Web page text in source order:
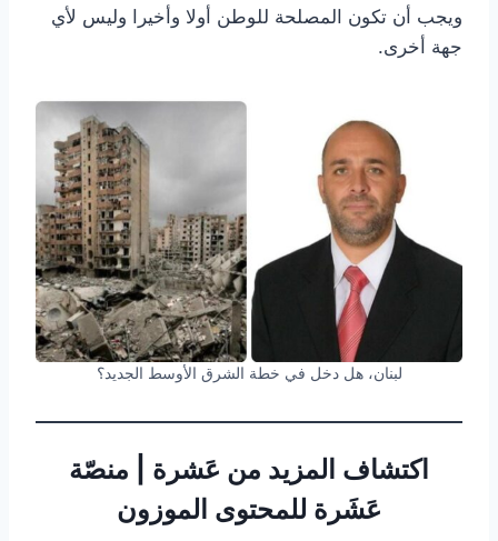
ويجب أن تكون المصلحة للوطن أولا وأخيرا وليس لأي
جهة أخرى.
لبنان، هل دخل في خطة الشرق الأوسط الجديد؟
اكتشاف المزيد من عَشرة | منصّة
عَشَرة للمحتوى الموزون